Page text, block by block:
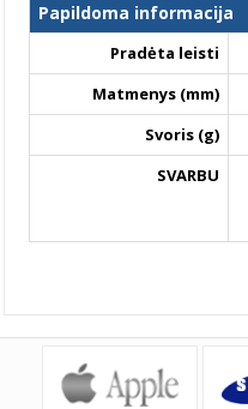
Papildoma informacija
Pradėta leisti
Matmenys (mm)
Svoris (g)
SVARBU